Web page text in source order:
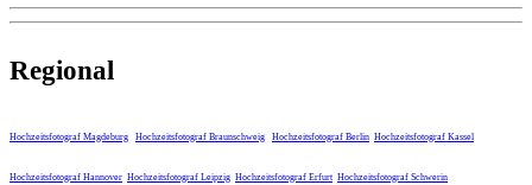
Regional
Hochzeitsfotograf Magdeburg Hochzeitsfotograf Braunschweig Hochzeitsfotograf Berlin Hochzeitsfotograf Kassel
Hochzeitsfotograf Hannover Hochzeitsfotograf Leipzig Hochzeitsfotograf Erfurt Hochzeitsfotograf Schwerin